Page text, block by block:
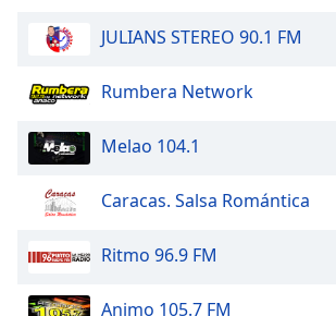
Font
Size
Edge
JULIANS STEREO 90.1 FM
Rumbera Network
Melao 104.1
Caracas. Salsa Romántica
Ritmo 96.9 FM
Animo 105.7 FM